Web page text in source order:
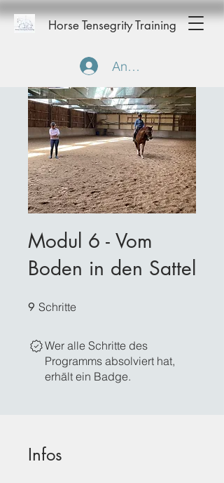
Horse Tensegrity Training
Anmelden
Modul 6 - Vom
Boden in den Sattel
9 Schritte
Wer alle Schritte des
Programms absolviert hat,
erhält ein Badge.
Infos